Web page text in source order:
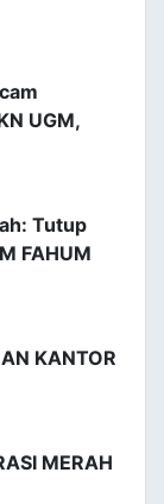
UGM,
Tutup
FAHUM
KANTOR
MERAH